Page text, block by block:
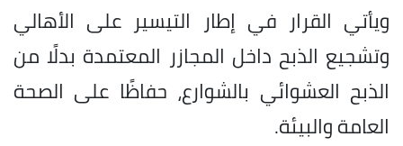
ويأتي القرار في إطار التيسير على الأهالي
وتشجيع الذبح داخل المجازر المعتمدة بدلًا من
الذبح العشوائي بالشوارع، حفاظًا على الصحة
العامة والبيئة.